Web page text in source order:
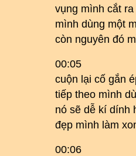
vụng mình cắt
mình dùng một
còn nguyên đó
00:05
cuộn lại cố gắn
tiếp theo mình
nó sẽ dễ kí dính
đẹp mình làm
00:06